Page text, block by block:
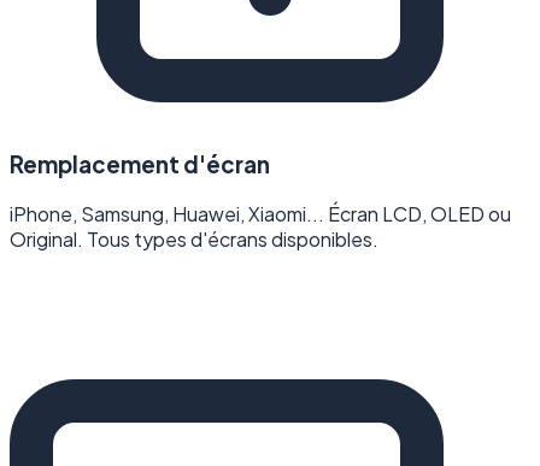
Remplacement d'écran
iPhone, Samsung, Huawei, Xiaomi... Écran LCD, OLED ou
Original. Tous types d'écrans disponibles.